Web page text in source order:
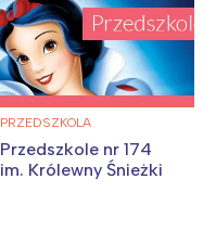
PRZEDSZKOLA
Przedszkole nr 174
im. Królewny Śnieżki